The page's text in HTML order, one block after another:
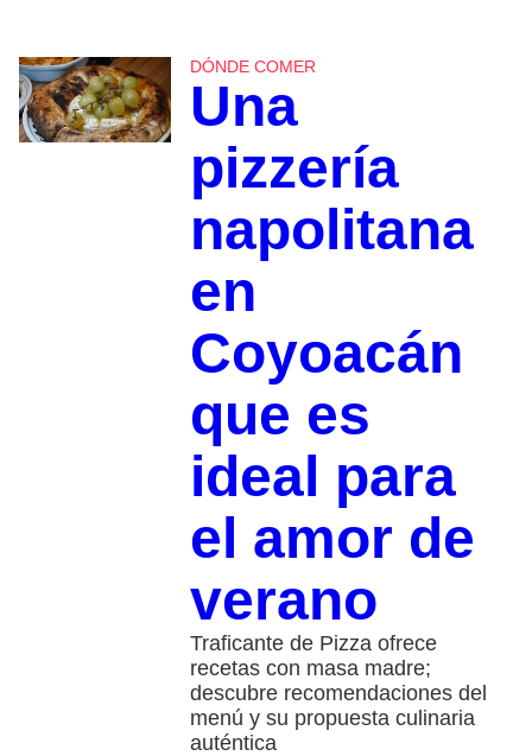
DÓNDE COMER
Una
pizzería
napolitana
en
Coyoacán
que es
ideal para
el amor de
verano
Traficante de Pizza ofrece
recetas con masa madre;
descubre recomendaciones del
menú y su propuesta culinaria
auténtica